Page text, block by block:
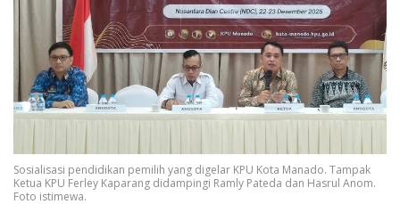
Sosialisasi pendidikan pemilih yang digelar KPU Kota Manado. Tampak
Ketua KPU Ferley Kaparang didampingi Ramly Pateda dan Hasrul Anom.
Foto istimewa.